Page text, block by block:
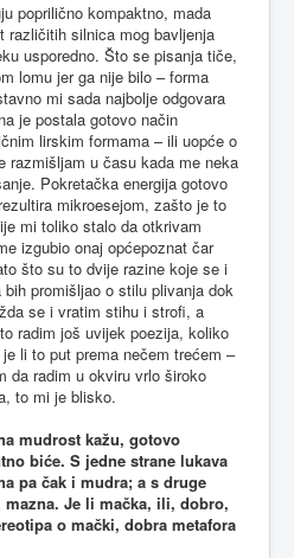
poprilično kompaktno, mada
različitih silnica mog bavljenja
usporedno. Što se pisanja tiče,
lomu jer ga nije bilo – forma
mi sada najbolje odgovara
je postala gotovo način
lirskim formama – ili uopće o
razmišljam u času kada me neka
Pokretačka energija gotovo
mikroesejom, zašto je to
mi toliko stalo da otkrivam
izgubio onaj općepoznat čar
što su to dvije razine koje se i
promišljao o stilu plivanja dok
se i vratim stihu i strofi, a
radim još uvijek poezija, koliko
li to put prema nečem trećem –
da radim u okviru vrlo široko
to mi je blisko.
mudrost kažu, gotovo
biće. S jedne strane lukava
pa čak i mudra; a s druge
Je li mačka, ili, dobro,
o mački, dobra metafora